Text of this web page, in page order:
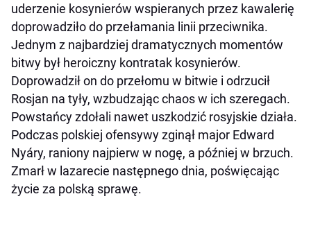
uderzenie kosynierów wspieranych przez kawalerię
doprowadziło do przełamania linii przeciwnika.
Jednym z najbardziej dramatycznych momentów
bitwy był heroiczny kontratak kosynierów.
Doprowadził on do przełomu w bitwie i odrzucił
Rosjan na tyły, wzbudzając chaos w ich szeregach.
Powstańcy zdołali nawet uszkodzić rosyjskie działa.
Podczas polskiej ofensywy zginął major Edward
Nyáry, raniony najpierw w nogę, a później w brzuch.
Zmarł w lazarecie następnego dnia, poświęcając
życie za polską sprawę.